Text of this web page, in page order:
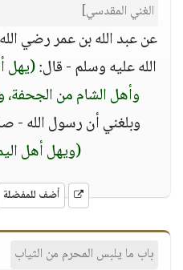
الغني المقدسي]
عن عبد الله بن عمر رضي
الله عليه وسلم - قال:(يهل
وأهل الشام من
وبلغني أن رسول الله -
(ويهل أهل
أضف للمفضلة
باب ما يلبس المحرم من الثياب